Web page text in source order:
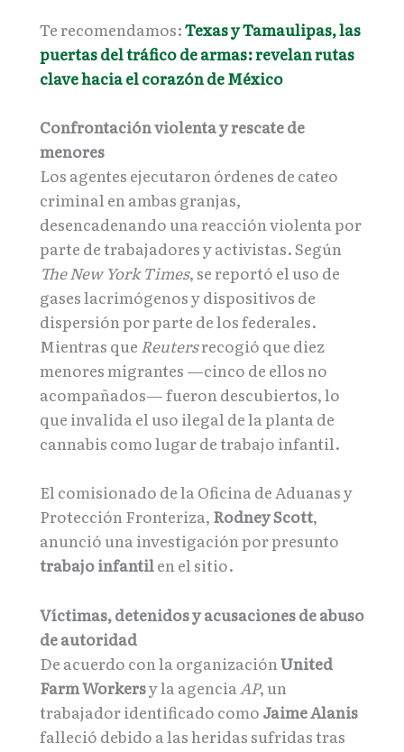
Te recomendamos:Texas y Tamaulipas, las
puertas del tráfico de armas: revelan rutas
clave hacia el corazón de México
Confrontación violenta y rescate de
menores
Los agentes ejecutaron órdenes de cateo
criminal en ambas granjas,
desencadenando una reacción violenta por
parte de trabajadores y activistas. Según
The New York Times, se reportó el uso de
gases lacrimógenos y dispositivos de
dispersión por parte de los federales.
Mientras que Reutersrecogió que diez
menores migrantes —cinco de ellos no
acompañados— fueron descubiertos, lo
que invalida el uso ilegal de la planta de
cannabis como lugar de trabajo infantil.
El comisionado de la Oficina de Aduanas y
Protección Fronteriza, Rodney Scott,
anunció una investigación por presunto
trabajo infantilen el sitio.
Víctimas, detenidos y acusaciones de abuso
de autoridad
De acuerdo con la organización United
Farm Workersy la agencia AP, un
trabajador identificado como Jaime Alanis
falleció debido a las heridas sufridas tras